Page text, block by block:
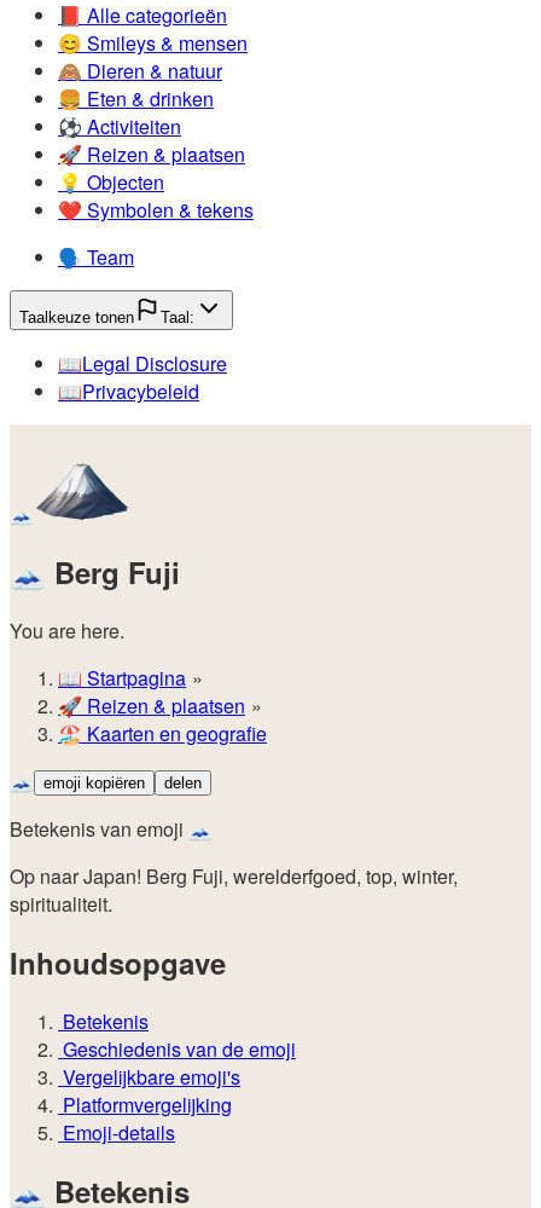
📕️ Alle categorieën
😊️ Smileys & mensen
🙈️ Dieren & natuur
🍔️ Eten & drinken
⚽️ Activiteiten
🚀️ Reizen & plaatsen
💡️ Objecten
❤️ Symbolen & tekens
🗣️ Team
Taalkeuze tonen Taal:
📖️Legal Disclosure
📖️Privacybeleid
🗻
🗻 Berg Fuji
You are here.
📖 Startpagina
🚀️ Reizen & plaatsen
🏖️ Kaarten en geografie
🗻
emoji kopiëren delen
Betekenis van emoji 🗻
Op naar Japan! Berg Fuji, werelderfgoed, top, winter,
spiritualiteit.
Inhoudsopgave
Betekenis
Geschiedenis van de emoji
Vergelijkbare emoji's
Platformvergelijking
Emoji-details
🗻 Betekenis